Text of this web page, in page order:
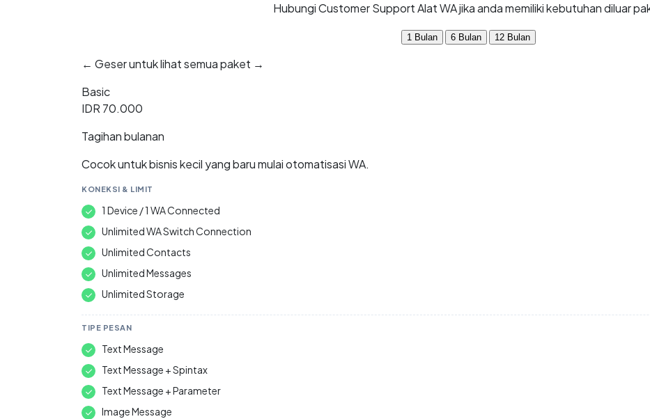
Hubungi Customer Support Alat WA jika anda memiliki kebutuhan diluar
1 Bulan 6 Bulan 12 Bulan
← Geser untuk lihat semua paket →
Basic
IDR 70.000
Tagihan bulanan
Cocok untuk bisnis kecil yang baru mulai otomatisasi WA.
KONEKSI & LIMIT
1 Device / 1 WA Connected
Unlimited WA Switch Connection
Unlimited Contacts
Unlimited Messages
Unlimited Storage
TIPE PESAN
Text Message
Text Message + Spintax
Text Message + Parameter
Image Message